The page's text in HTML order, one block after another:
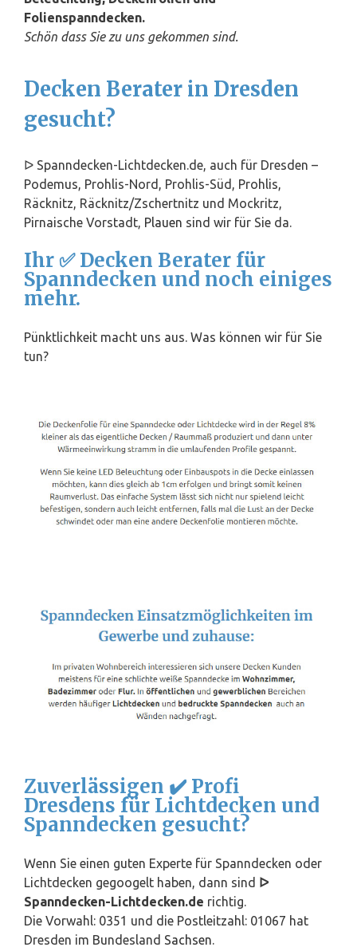
Folienspanndecken.
Schön dass Sie zu uns gekommen sind.
Decken Berater in Dresden
gesucht?
ᐅ Spanndecken-Lichtdecken.de, auch für Dresden –
Podemus, Prohlis-Nord, Prohlis-Süd, Prohlis,
Räcknitz, Räcknitz/Zschertnitz und Mockritz,
Pirnaische Vorstadt, Plauen sind wir für Sie da.
Ihr ✅ Decken Berater für
Spanndecken und noch einiges
mehr.
Pünktlichkeit macht uns aus. Was können wir für Sie
tun?
Zuverlässigen ✔️ Profi
Dresdens für Lichtdecken und
Spanndecken gesucht?
Wenn Sie einen guten Experte für Spanndecken oder
Lichtdecken gegoogelt haben, dann sind ᐅ
Spanndecken-Lichtdecken.de richtig.
Die Vorwahl: 0351 und die Postleitzahl: 01067 hat
Dresden im Bundesland Sachsen.